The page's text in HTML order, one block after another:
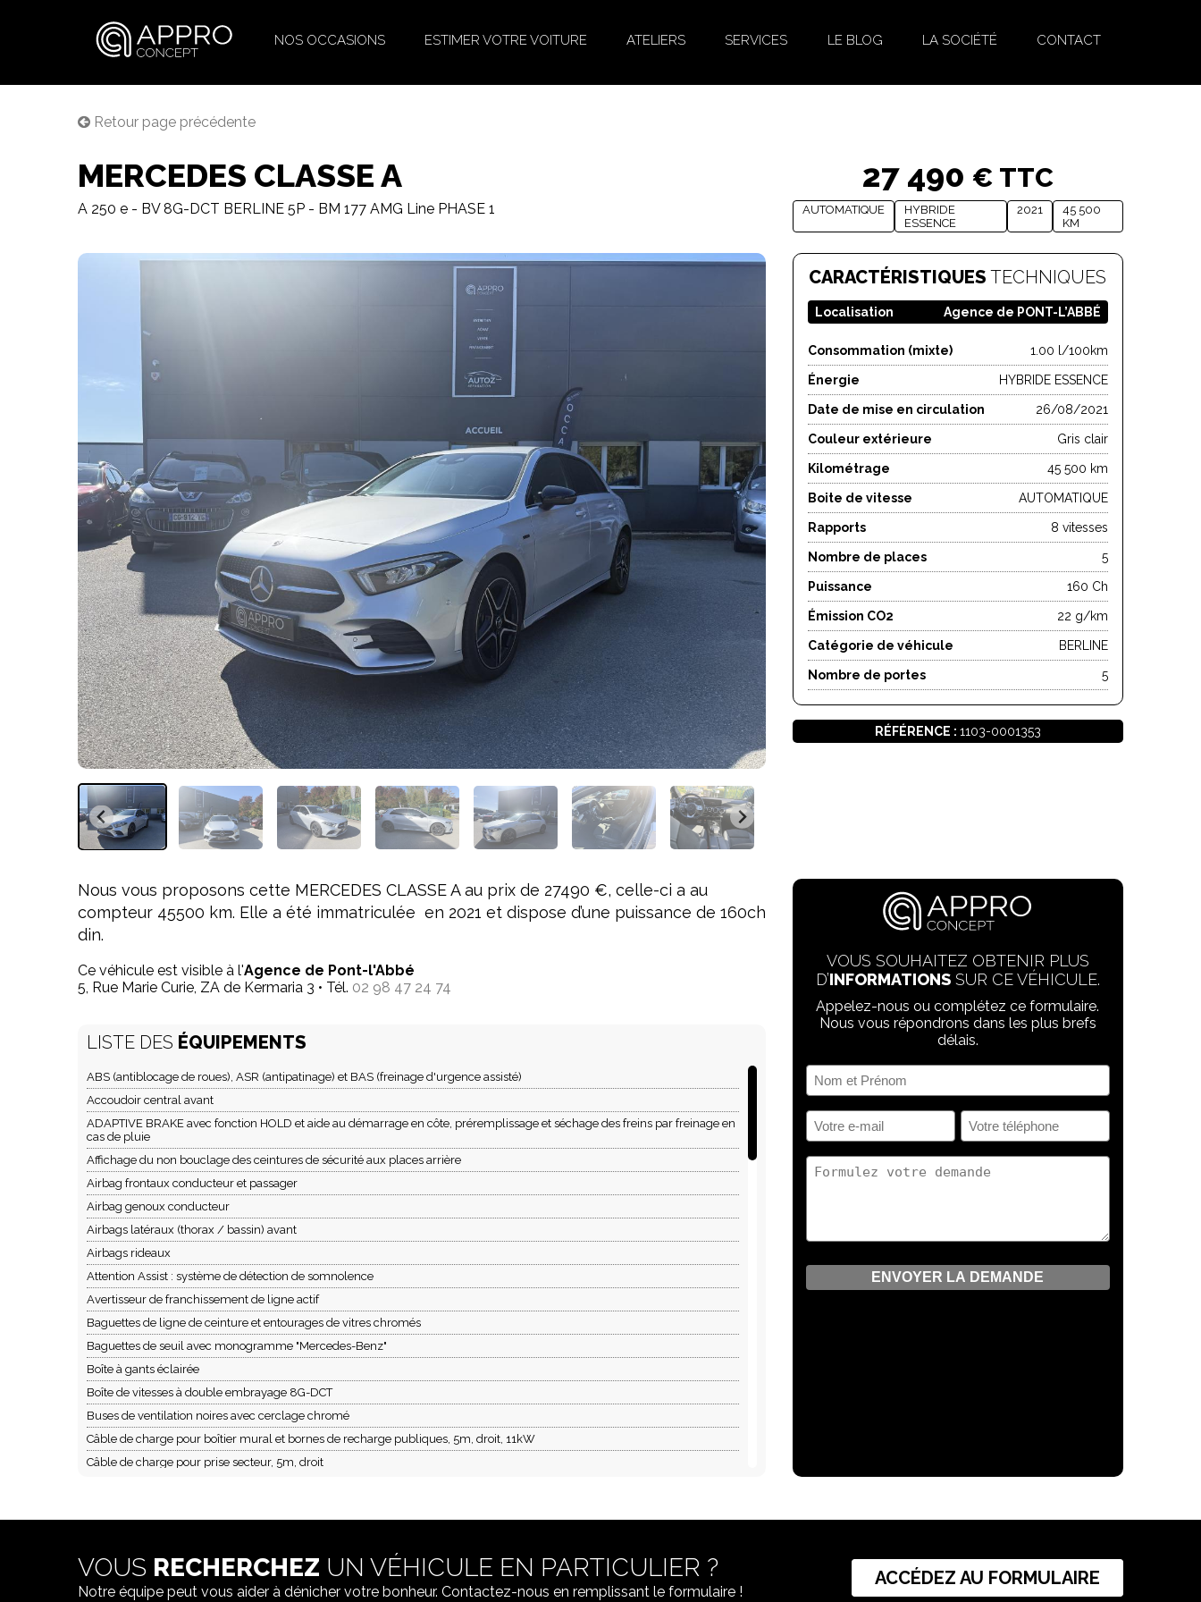
NOS OCCASIONS ESTIMER VOTRE VOITURE ATELIERS SERVICES LE BLOG LA SOCIÉTÉ CONTACT
Retour page précédente
MERCEDES CLASSE A
A 250 e - BV 8G-DCT BERLINE 5P - BM 177 AMG Line PHASE 1
27 490 € TTC
AUTOMATIQUE
HYBRIDE
ESSENCE
2021
45 500
KM
CARACTÉRISTIQUES TECHNIQUES
Localisation Agence de PONT-L’ABBÉ
Consommation (mixte) 1.00 l/100km
Énergie HYBRIDE ESSENCE
Date de mise en circulation 26/08/2021
Couleur extérieure Gris clair
Kilométrage 45 500 km
Boite de vitesse AUTOMATIQUE
Rapports 8 vitesses
Nombre de places 5
Puissance 160 Ch
Émission CO2 22 g/km
Catégorie de véhicule BERLINE
Nombre de portes 5
RÉFÉRENCE : 1103-0001353
Nous vous proposons cette MERCEDES CLASSE A au prix de 27490 €, celle-ci a au
compteur 45500 km. Elle a été immatriculée en 2021 et dispose d’une puissance de 160ch
din.
Ce véhicule est visible à l'Agence de Pont-l'Abbé
5, Rue Marie Curie, ZA de Kermaria 3 • Tél. 02 98 47 24 74
LISTE DES ÉQUIPEMENTS
ABS (antiblocage de roues), ASR (antipatinage) et BAS (freinage d'urgence assisté)
Accoudoir central avant
ADAPTIVE BRAKE avec fonction HOLD et aide au démarrage en côte, préremplissage et séchage des freins par freinage en
cas de pluie
Affichage du non bouclage des ceintures de sécurité aux places arrière
Airbag frontaux conducteur et passager
Airbag genoux conducteur
Airbags latéraux (thorax / bassin) avant
Airbags rideaux
Attention Assist : système de détection de somnolence
Avertisseur de franchissement de ligne actif
Baguettes de ligne de ceinture et entourages de vitres chromés
Baguettes de seuil avec monogramme "Mercedes-Benz"
Boîte à gants éclairée
Boîte de vitesses à double embrayage 8G-DCT
Buses de ventilation noires avec cerclage chromé
Câble de charge pour boîtier mural et bornes de recharge publiques, 5m, droit, 11kW
Câble de charge pour prise secteur, 5m, droit
Chargeur embarqué 3,7kW
Ciel de pavillon en tissu noir
VOUS SOUHAITEZ OBTENIR PLUS
D’INFORMATIONSSUR CE VÉHICULE.
Appelez-nous ou complétez ce formulaire.
Nous vous répondrons dans les plus brefs
délais.
(Nécessaire)
Votre
e-
(Nécessaire)
téléphone
Votre
demande
VOUS RECHERCHEZ UN VÉHICULE EN PARTICULIER ?
Notre équipe peut vous aider à dénicher votre bonheur. Contactez-nous en remplissant le formulaire !
ACCÉDEZ AU FORMULAIRE